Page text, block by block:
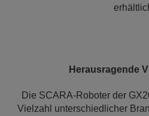
Herausragende
Die SCARA-Roboter der
Vielzahl unterschiedlicher